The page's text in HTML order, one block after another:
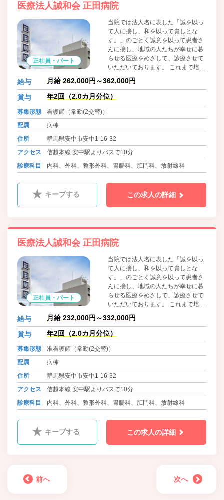
医療法人誠和会 正田病院
正社員・パート
当院では法人名に表した「誠を以っ
て人に接し、和を以って貴しとな
す。」のごとく誠意を以って患者さ
んに接し、地域の人たちが幸せに暮
らせる医療をめざして、診療させて
いただいております。 これまで培っ
てこられたご経験を是非お貸しいた
だけませんか？ 皆様のご応募こころ
よりお待ちしております。
給与 月給 262,000円～362,000円
賞与 年2回（2.0カ月分位）
募集形態
看護師（常勤(2交替)）
配属
病棟
住所
群馬県安中市安中1-16-32
アクセス
信越本線 安中駅よりバスで10分
診療科目
内科、外科、整形外科、胃腸科、肛門科、放射線科
キープする この求人の詳細
医療法人誠和会 正田病院
正社員・パート
当院では法人名に表した「誠を以っ
て人に接し、和を以って貴しとな
す。」のごとく誠意を以って患者さ
んに接し、地域の人たちが幸せに暮
らせる医療をめざして、診療させて
いただいております。 これまで培っ
てこられたご経験を是非お貸しいた
だけませんか？ 皆様のご応募こころ
よりお待ちしております。
給与 月給 232,000円～332,000円
賞与 年2回（2.0カ月分位）
募集形態
准看護師（常勤(2交替)）
配属
病棟
住所
群馬県安中市安中1-16-32
アクセス
信越本線 安中駅よりバスで10分
診療科目
内科、外科、整形外科、胃腸科、肛門科、放射線科
キープする この求人の詳細
前へ 次へ